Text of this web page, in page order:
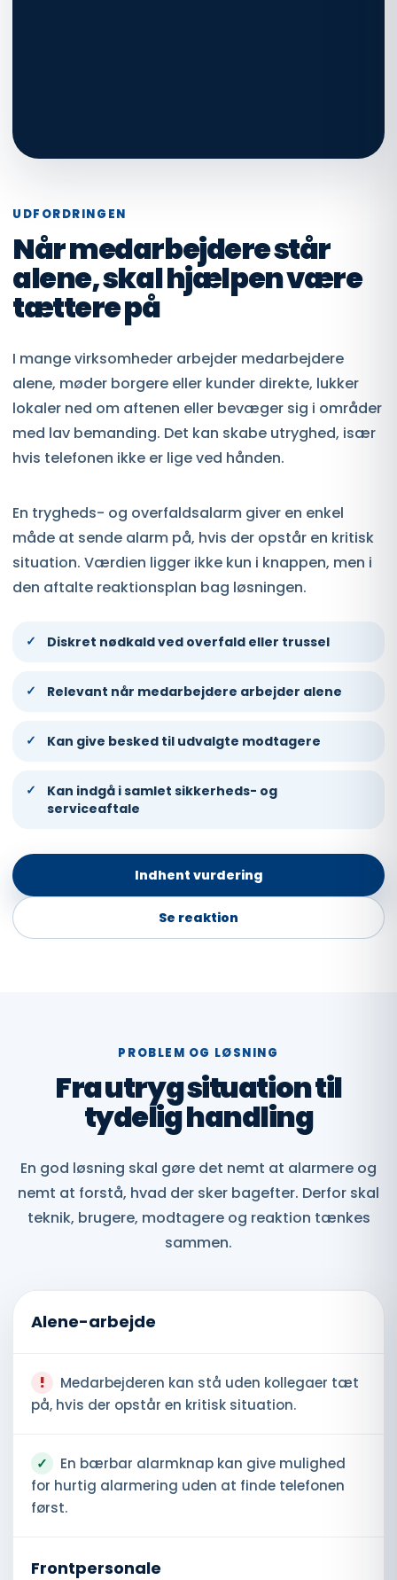
UDFORDRINGEN
Når medarbejdere står
alene, skal hjælpen være
tættere på
I mange virksomheder arbejder medarbejdere
alene, møder borgere eller kunder direkte, lukker
lokaler ned om aftenen eller bevæger sig i områder
med lav bemanding. Det kan skabe utryghed, især
hvis telefonen ikke er lige ved hånden.
En trygheds- og overfaldsalarm giver en enkel
måde at sende alarm på, hvis der opstår en kritisk
situation. Værdien ligger ikke kun i knappen, men i
den aftalte reaktionsplan bag løsningen.
Diskret nødkald ved overfald eller trussel
Relevant når medarbejdere arbejder alene
Kan give besked til udvalgte modtagere
Kan indgå i samlet sikkerheds- og
serviceaftale
Indhent vurdering
Se reaktion
PROBLEM OG LØSNING
Fra utryg situation til
tydelig handling
En god løsning skal gøre det nemt at alarmere og
nemt at forstå, hvad der sker bagefter. Derfor skal
teknik, brugere, modtagere og reaktion tænkes
sammen.
Alene-arbejde
!
Medarbejderen kan stå uden kollegaer tæt
på, hvis der opstår en kritisk situation.
✓
En bærbar alarmknap kan give mulighed
for hurtig alarmering uden at finde telefonen
først.
Frontpersonale